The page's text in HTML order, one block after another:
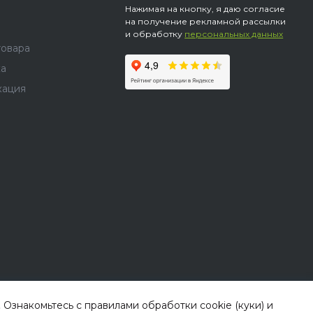
с правилами обработки cookie (куки) и
Нажимая на кнопку, я даю согласие
на получение рекламной рассылки
и обработку персональных данных